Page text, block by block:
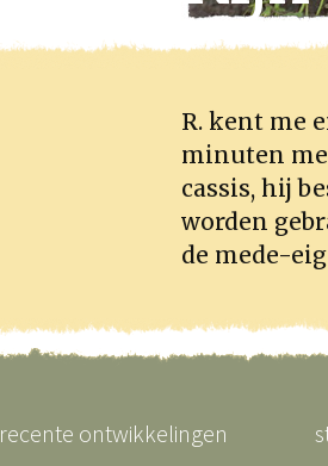
R. kent me
minuten
cassis, hij
worden
de mede-
recente ontwikkelingen